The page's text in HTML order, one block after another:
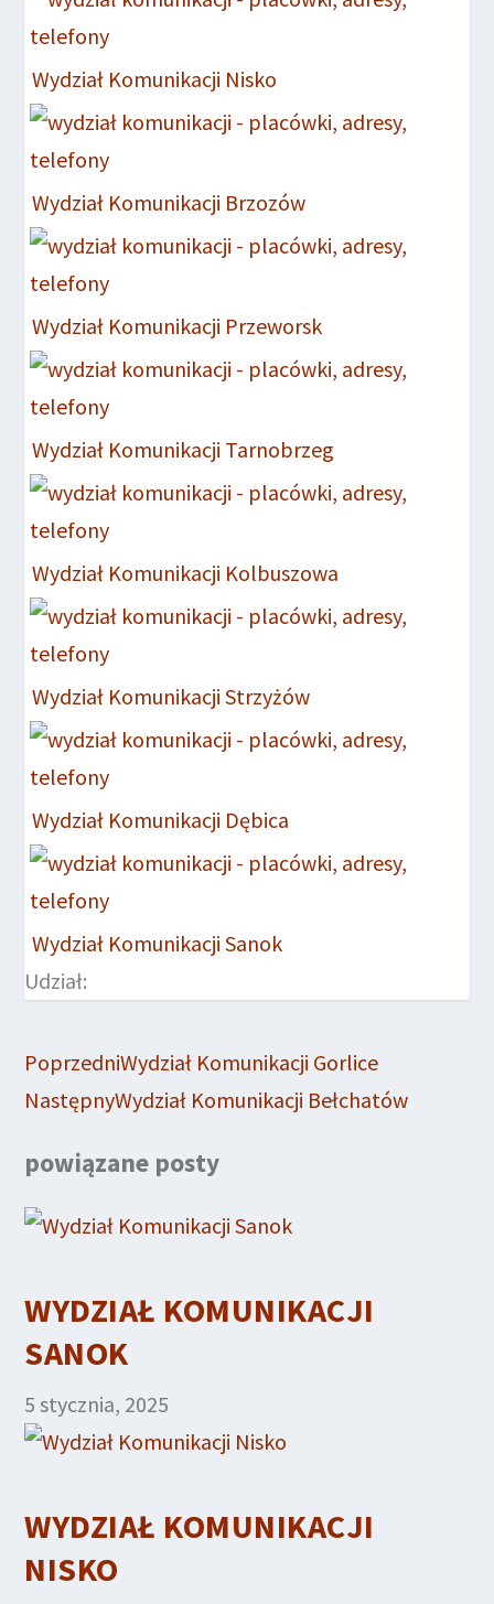
Wydział Komunikacji Nisko
Wydział Komunikacji Brzozów
Wydział Komunikacji Przeworsk
Wydział Komunikacji Tarnobrzeg
Wydział Komunikacji Kolbuszowa
Wydział Komunikacji Strzyżów
Wydział Komunikacji Dębica
Wydział Komunikacji Sanok
Udział:
PoprzedniWydział Komunikacji Gorlice
NastępnyWydział Komunikacji Bełchatów
powiązane posty
WYDZIAŁ KOMUNIKACJI
SANOK
5 stycznia, 2025
WYDZIAŁ KOMUNIKACJI
NISKO